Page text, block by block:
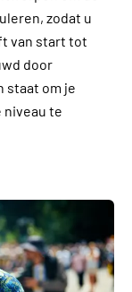
zodat u
van start tot
door
staat om je
niveau te